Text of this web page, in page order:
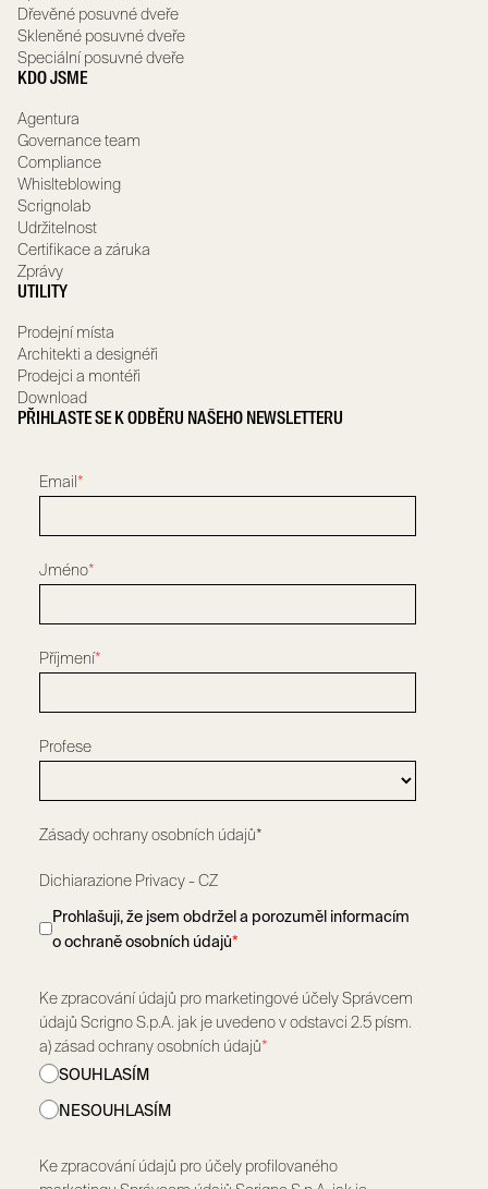
Dřevěné posuvné dveře
Skleněné posuvné dveře
Speciální posuvné dveře
KDO JSME
Agentura
Governance team
Compliance
Whislteblowing
Scrignolab
Udržitelnost
Certifikace a záruka
Zprávy
UTILITY
Prodejní místa
Architekti a designéři
Prodejci a montéři
Download
PŘIHLASTE SE K ODBĚRU NAŠEHO NEWSLETTERU
Email *
Jméno*
Příjmení*
Profese
Zásady ochrany osobních údajů*
Dichiarazione Privacy - CZ
Prohlašuji, že jsem obdržel a porozuměl informacím
o ochraně osobních údajů*
Ke zpracování údajů pro marketingové účely Správcem
údajů Scrigno S.p.A. jak je uvedeno v odstavci 2.5 písm.
a) zásad ochrany osobních údajů*
SOUHLASÍM
NESOUHLASÍM
Ke zpracování údajů pro účely profilovaného